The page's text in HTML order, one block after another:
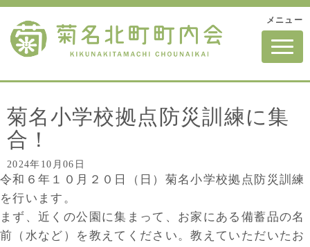
メニュー
N
a
v
t
i
菊名小学校拠点防災訓練に集
合！
2024年10月06日
令和６年１０月２０日（日）菊名小学校拠点防災訓練
を行います。
まず、近くの公園に集まって、お家にある備蓄品の名
前（水など）を教えてください。教えていただいたお